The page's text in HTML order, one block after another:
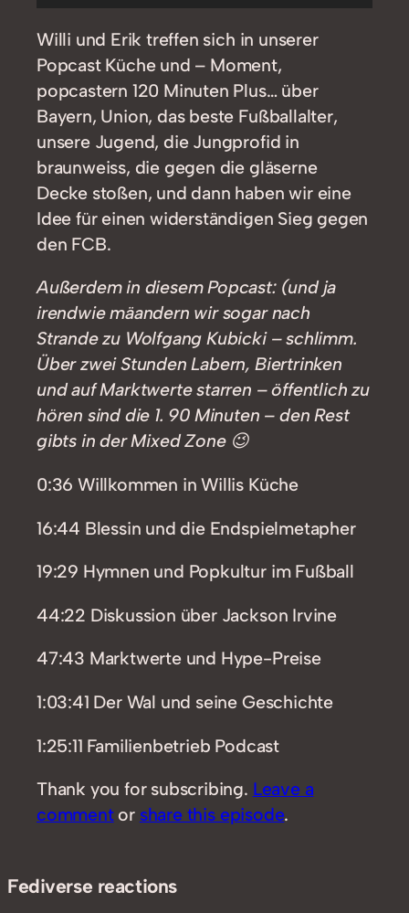
Player
Willi und Erik treffen sich in unserer
Popcast Küche und – Moment,
popcastern 120 Minuten Plus… über
Bayern, Union, das beste Fußballalter,
unsere Jugend, die Jungprofid in
braunweiss, die gegen die gläserne
Decke stoßen, und dann haben wir eine
Idee für einen widerständigen Sieg gegen
den FCB.
Außerdem in diesem Popcast: (und ja
irendwie mäandern wir sogar nach
Strande zu Wolfgang Kubicki – schlimm.
Über zwei Stunden Labern, Biertrinken
und auf Marktwerte starren – öffentlich zu
hören sind die 1. 90 Minuten – den Rest
gibts in der Mixed Zone 😉
0:36 Willkommen in Willis Küche
16:44 Blessin und die Endspielmetapher
19:29 Hymnen und Popkultur im Fußball
44:22 Diskussion über Jackson Irvine
47:43 Marktwerte und Hype-Preise
1:03:41 Der Wal und seine Geschichte
1:25:11 Familienbetrieb Podcast
Thank you for subscribing. Leave a
commentor share this episode.
Fediverse reactions